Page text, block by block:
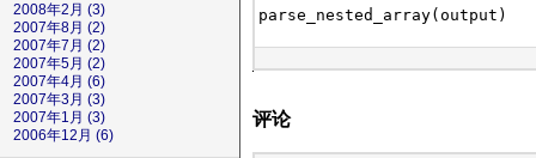
2008年2月 (3)
2007年8月 (2)
2007年7月 (2)
2007年5月 (2)
2007年4月 (6)
2007年3月 (3)
2007年1月 (3)
2006年12月 (6)
评论